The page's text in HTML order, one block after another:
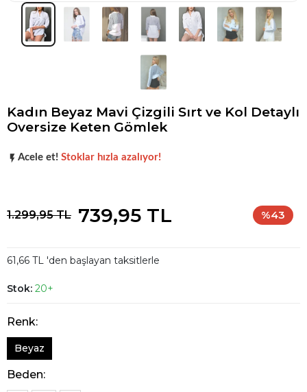
Kadın Beyaz Mavi Çizgili Sırt ve Kol Detaylı
Oversize Keten Gömlek
Şu andaçok talep görüyor!
Acele et! Stoklar hızla azalıyor!
1.299,95 TL 739,95 TL %43
61,66 TL 'den başlayan taksitlerle
Stok: 20+
Renk:
Beyaz
Beden: